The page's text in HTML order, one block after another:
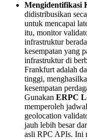
Mengidentifikasi
didistribusikan
untuk mencapai
itu, monitor
infrastruktur
kesempatan yang
infrastruktur di
Frankfurt adalah
tinggi,
kesempatan
Gunakan ERPC
memperoleh
geolocation
jauh lebih besar
asli RPC APIs. Ini